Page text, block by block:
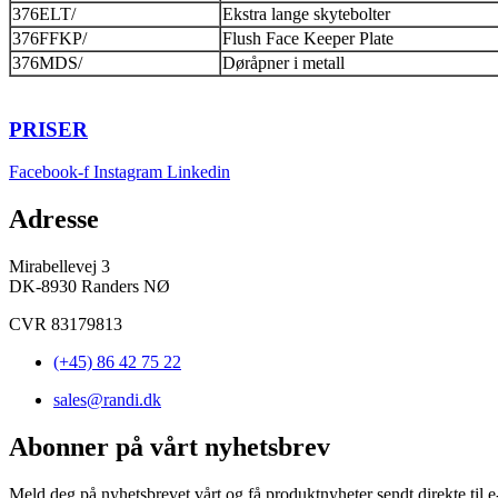
376ELT/
Ekstra lange skytebolter
376FFKP/
Flush Face Keeper Plate
376MDS/
Døråpner i metall
PRISER
Facebook-f Instagram Linkedin
Adresse
Mirabellevej 3
DK-8930 Randers NØ
CVR 83179813
(+45) 86 42 75 22
sales@randi.dk
Abonner på vårt nyhetsbrev
Meld deg på nyhetsbrevet vårt og få produktnyheter sendt direkte til